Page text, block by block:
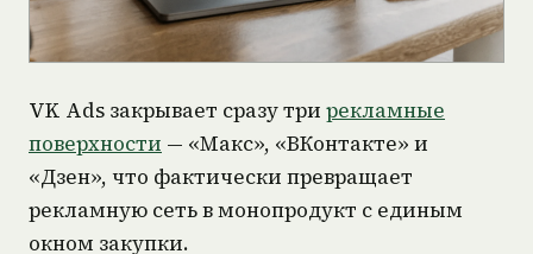
VK Ads закрывает сразу три рекламные
поверхности — «Макс», «ВКонтакте» и
«Дзен», что фактически превращает
рекламную сеть в монопродукт с единым
окном закупки.